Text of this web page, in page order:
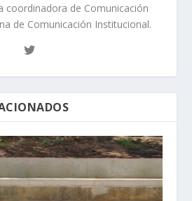
coordinadora de Comunicación
de Comunicación Institucional.